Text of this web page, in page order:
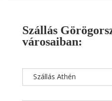
Szállás
városaiban:
Szállás Athén